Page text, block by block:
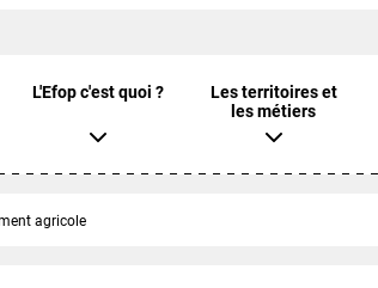
L'Efop c'est quoi ?
Les territoires et
les métiers
agricole